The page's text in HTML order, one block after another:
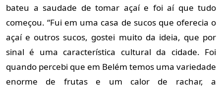
bateu a saudade de tomar açaí e foi aí que tudo
começou. “Fui em uma casa de sucos que oferecia o
açaí e outros sucos, gostei muito da ideia, que por
sinal é uma característica cultural da cidade. Foi
quando percebi que em Belém temos uma variedade
enorme de frutas e um calor de rachar, a